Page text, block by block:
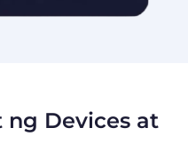
ng Devices at